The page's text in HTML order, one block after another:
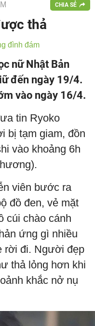
CHIA SẺ
thả
đình đám
nữ Nhật Bản
đến ngày 19/4.
vào ngày 16/4.
tin Ryoko
bị tạm giam, đồn
vào khoảng 6h
viên bước ra
đồ đen, vẻ mặt
cúi chào cánh
ứng gì nhiều
rời đi. Người đẹp
thả lỏng hơn khi
khắc nở nụ